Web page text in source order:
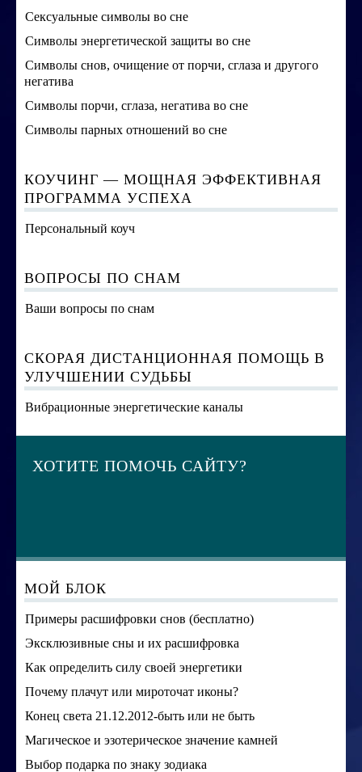
Сексуальные символы во сне
Символы энергетической защиты во сне
Символы снов, очищение от порчи, сглаза и другого
негатива
Символы порчи, сглаза, негатива во сне
Символы парных отношений во сне
КОУЧИНГ — МОЩНАЯ ЭФФЕКТИВНАЯ
ПРОГРАММА УСПЕХА
Персональный коуч
ВОПРОСЫ ПО СНАМ
Ваши вопросы по снам
СКОРАЯ ДИСТАНЦИОННАЯ ПОМОЩЬ В
УЛУЧШЕНИИ СУДЬБЫ
Вибрационные энергетические каналы
ХОТИТЕ ПОМОЧЬ САЙТУ?
МОЙ БЛОК
Примеры расшифровки снов (бесплатно)
Эксклюзивные сны и их расшифровка
Как определить силу своей энергетики
Почему плачут или мироточат иконы?
Конец света 21.12.2012-быть или не быть
Магическое и эзотерическое значение камней
Выбор подарка по знаку зодиака